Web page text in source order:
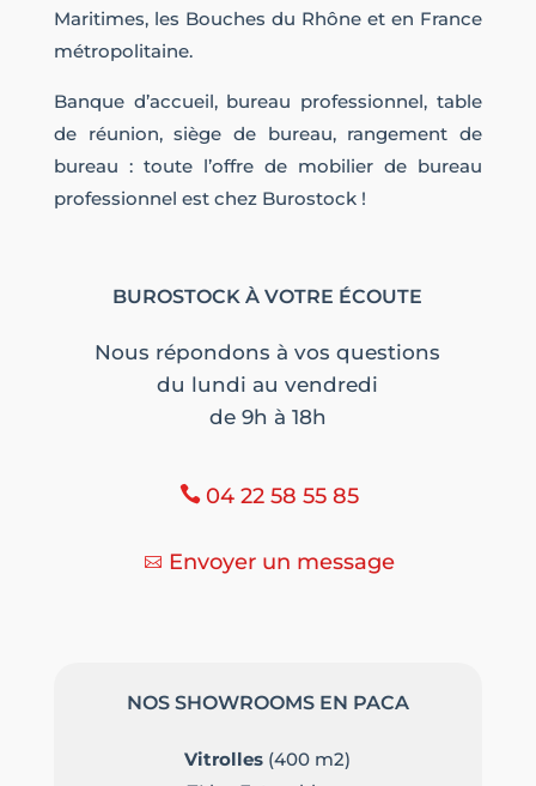
Maritimes, les Bouches du Rhône et en France
métropolitaine.
Banque d’accueil, bureau professionnel, table
de réunion, siège de bureau, rangement de
bureau : toute l’offre de mobilier de bureau
professionnel est chez Burostock !
BUROSTOCK À VOTRE ÉCOUTE
Nous répondons à vos questions
du lundi au vendredi
de 9h à 18h
04 22 58 55 85
Envoyer un message
NOS SHOWROOMS EN PACA
Vitrolles (400 m2)